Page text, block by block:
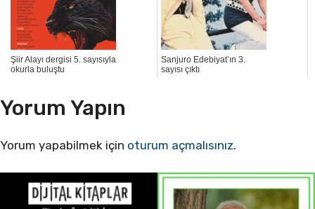
Şiir Alayı dergisi 5. sayısıyla
okurla buluştu
Sanjuro Edebiyat’ın 3.
sayısı çıktı
Yorum Yapın
Yorum yapabilmek için oturum açmalısınız.